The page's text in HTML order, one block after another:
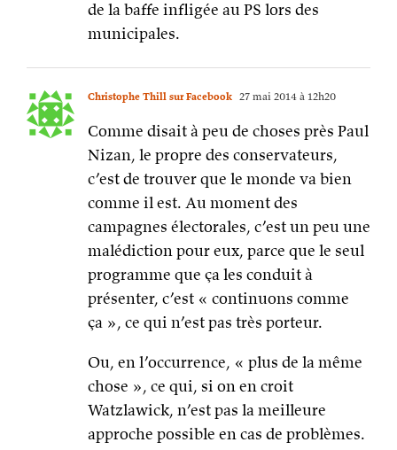
Nizan, le propre des conservateurs,
c’est de trouver que le monde va bien
malédiction pour eux, parce que le seul
programme que ça les conduit à
présenter, c’est « continuons comme
ça », ce qui n’est pas très porteur.
Ou, en l’occurrence, « plus de la même
chose », ce qui, si on en croit
Watzlawick, n’est pas la meilleure
approche possible en cas de problèmes.
L’UMP n’a pas tenu un autre discours
(tout en se préparant pour diverses
audiences au tribunal et autres
perquisitions). Le PS s’est cru obligé de
parler de « réorientations », alors que